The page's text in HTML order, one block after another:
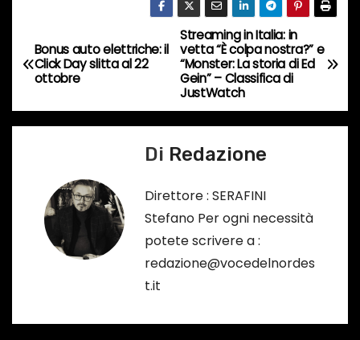
o
r
N
a
v
Streaming in Italia: in
vetta “È colpa nostra?” e
“Monster: La storia di Ed
Gein” – Classifica di
JustWatch
Bonus auto elettriche: il
Click Day slitta al 22
ottobre
Di Redazione
Direttore : SERAFINI
Stefano Per ogni necessità
potete scrivere a :
redazione@vocedelnordes
t.it